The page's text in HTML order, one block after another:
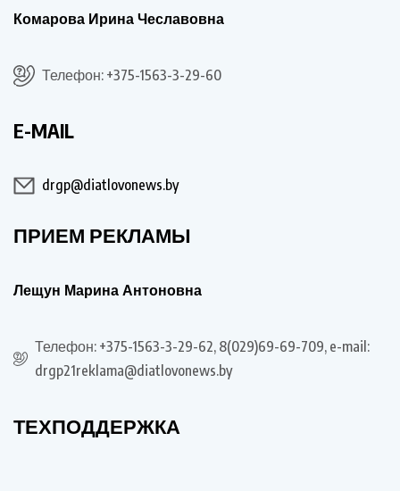
Комарова Ирина Чеславовна
Телефон: +375-1563-3-29-60
E-MAIL
drgp@diatlovonews.by
ПРИЕМ РЕКЛАМЫ
Лещун Марина Антоновна
Телефон: +375-1563-3-29-62, 8(029)69-69-709, e-mail:
drgp21reklama@diatlovonews.by
ТЕХПОДДЕРЖКА